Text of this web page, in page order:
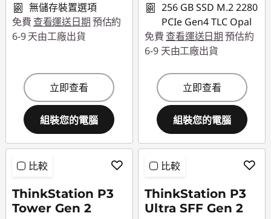
無儲存裝置選項
免費 查看運送日期預估約
6-9 天由工廠出貨
立即查看
組裝您的電腦
256 GB SSD M.2 2280
PCIe Gen4 TLC Opal
免費 查看運送日期預估約
6-9 天由工廠出貨
立即查看
組裝您的電腦
比較
ThinkStation P3
Tower Gen 2
比較
ThinkStation P3
Ultra SFF Gen 2